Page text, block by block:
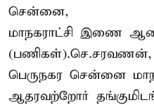
சென்னை,
மாநகராட்சி இணை
பெருநகர சென்னை
ஆதரவற்றோர்